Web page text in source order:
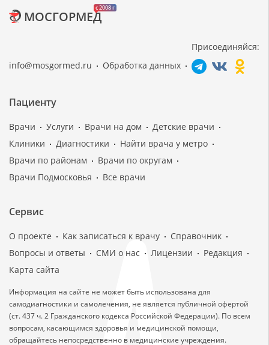
c 2008 г
МОСГОРМЕД
info@mosgormed.ru Обработка данных
Присоединяйся:
Пациенту
Врачи Услуги Врачи на дом
Детские врачи
Клиники
Диагностики
Найти врача у метро
Врачи по районам
Врачи по округам
Врачи Подмосковья
Все врачи
Сервис
О проекте Как записаться к врачу
Справочник
Вопросы и ответы
СМИ о нас Лицензии
Редакция
Карта сайта
Информация на сайте не может быть использована для
самодиагностики и самолечения, не является публичной офертой
(ст. 437 ч. 2 Гражданского кодекса Российской Федерации). По всем
вопросам, касающимся здоровья и медицинской помощи,
обращайтесь непосредственно в медицинские учреждения.